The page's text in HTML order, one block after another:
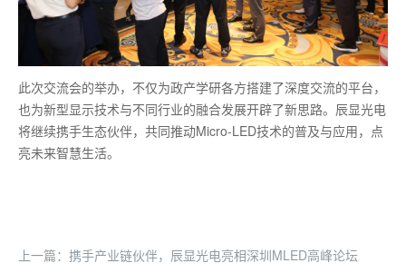
此次交流会的举办，不仅为政产学研各方搭建了深度交流的平台，
也为新型显示技术与不同行业的融合发展开辟了新思路。辰显光电
将继续携手生态伙伴，共同推动Micro-LED技术的普及与应用，点
亮未来智慧生活。
上一篇：携手产业链伙伴，辰显光电亮相深圳MLED高峰论坛